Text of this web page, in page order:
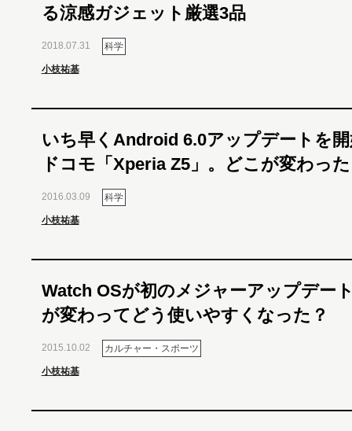
る涼感ガジェット厳選3品
2018.07.31 科学
小枝祐基
いち早くAndroid 6.0アップデートを
ドコモ「Xperia Z5」。どこが変わっ
2016.03.09 科学
小枝祐基
Watch OSが初のメジャーアップデー
が変わってどう使いやすくなった？
2015.10.02 カルチャー・スポーツ
小枝祐基